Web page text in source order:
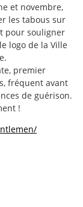
et novembre,
les tabous sur
pour souligner
logo de la Ville
premier
fréquent avant
de guérison.
!